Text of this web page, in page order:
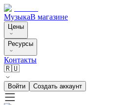
МузыкаВ магазине
Цены
Ресурсы
Контакты
🇷🇺
Войти Создать аккаунт